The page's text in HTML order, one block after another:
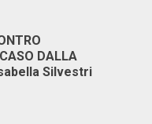
DALLA
Silvestri